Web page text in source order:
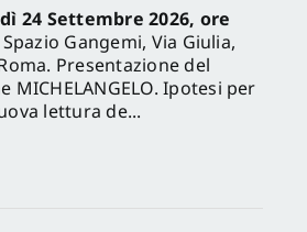
24 Settembre 2026, ore
Spazio Gangemi, Via Giulia,
Presentazione del
MICHELANGELO. Ipotesi per
lettura de...